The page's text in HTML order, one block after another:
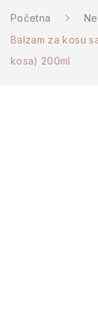
Početna
Balzam za kosu
kosa) 200ml